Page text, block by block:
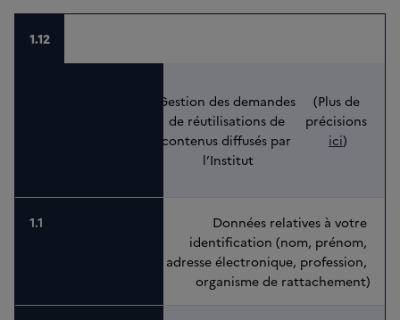
1.12
Gestion des demandes
de réutilisations de
contenus diffusés par
l’Institut
(Plus de
précisions
ici)
Données relatives à votre
identification (nom, prénom,
adresse électronique, profession,
organisme de rattachement)